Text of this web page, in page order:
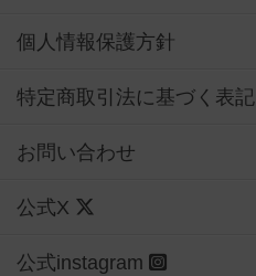
個人情報保護方針
特定商取引法に基づく表記
お問い合わせ
公式X
公式instagram